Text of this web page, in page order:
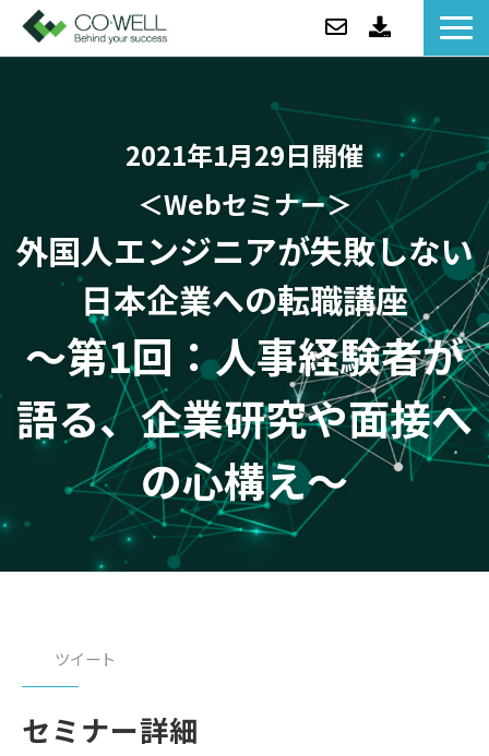
ソリューション
セミナー
事例紹介
お役立ち情報/BLOG
ニュース
企業情報
2021年1月29日開催
＜Webセミナー＞
外国人エンジニアが失敗しない
日本企業への転職講座
～第1回：人事経験者が
語る、企業研究や面接へ
の心構え～
ツイート
セミナー詳細